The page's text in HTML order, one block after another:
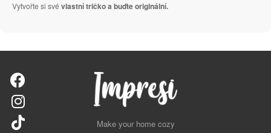
Vytvořte si své vlastní tričko a buďte originální.
Make your home cozy